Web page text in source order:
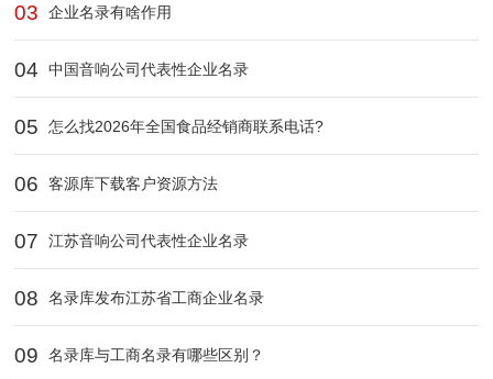
03 企业名录有啥作用
04 中国音响公司代表性企业名录
05 怎么找2026年全国食品经销商联系电话?
06 客源库下载客户资源方法
07 江苏音响公司代表性企业名录
08 名录库发布江苏省工商企业名录
09 名录库与工商名录有哪些区别？